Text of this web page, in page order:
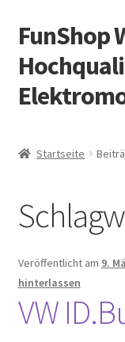
Zur
Navigation
springen
Zum
Inhalt
springen
FunShop
Vorsicht
Über FunShop
Impressum
Startseite
Veröffentlicht am 9.
hinterlassen
VW